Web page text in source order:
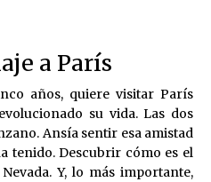
a París
años, quiere visitar París
su vida. Las dos
Ansía sentir esa amistad
tenido. Descubrir cómo es el
Y, lo más importante,